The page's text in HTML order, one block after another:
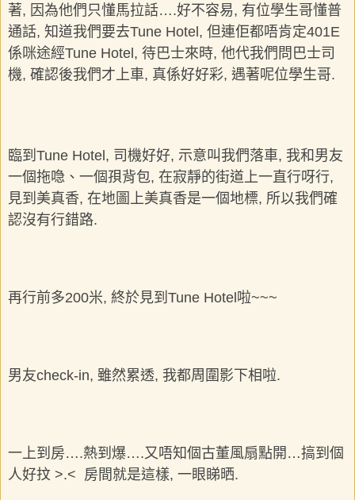
著, 因為他們只懂馬拉話….好不容易, 有位學生哥懂普
通話, 知道我們要去Tune Hotel, 但連佢都唔肯定401E
係咪途經Tune Hotel, 待巴士來時, 他代我們問巴士司
機, 確認後我們才上車, 真係好好彩, 遇著呢位學生哥.
臨到Tune Hotel, 司機好好, 示意叫我們落車, 我和男友
一個拖喼、一個孭背包, 在寂靜的街道上一直行呀行,
見到美真香, 在地圖上美真香是一個地標, 所以我們確
認沒有行錯路.
再行前多200米, 終於見到Tune Hotel啦~~~
男友check-in, 雖然累透, 我都周圍影下相啦.
一上到房….熱到爆….又唔知個古董風扇點開…搞到個
人好抆 >.< 房間就是這樣, 一眼睇晒.